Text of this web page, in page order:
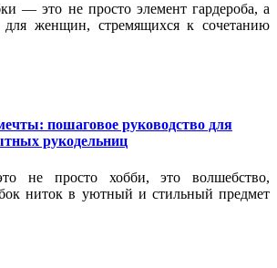
— это не просто элемент гардероба, а
для женщин, стремящихся к сочетанию
пошаговое руководство для
рукодельниц
не просто хобби, это волшебство,
ниток в уютный и стильный предмет